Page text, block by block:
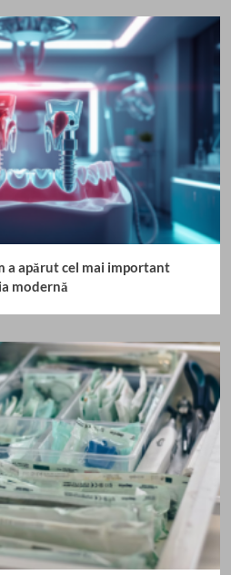
a apărut cel mai important
modernă